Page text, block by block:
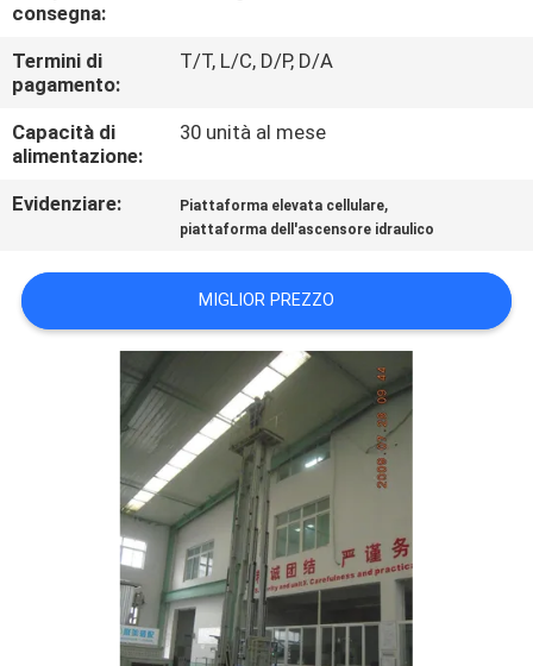
CONTATTICI
RICHIEDA
UNA
DEL
SITO
PRIVACY
consegna:
Termini di
pagamento:
T/T, L/C, D/P, D/A
Capacità di
alimentazione:
30 unità al mese
Evidenziare: Piattaforma elevata cellulare,
piattaforma dell'ascensore idraulico
MIGLIOR PREZZO